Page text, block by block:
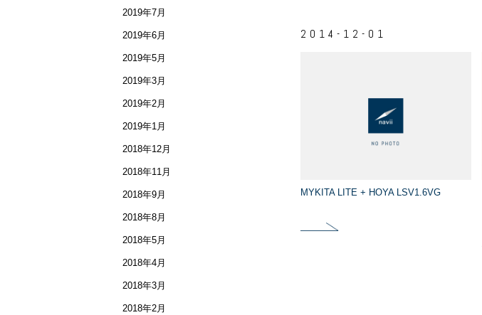
2014-12-01
MYKITA LITE + HOYA LSV1.6VG
2019年7月
2019年6月
2019年5月
2019年3月
2019年2月
2019年1月
2018年12月
2018年11月
2018年9月
2018年8月
2018年5月
2018年4月
2018年3月
2018年2月